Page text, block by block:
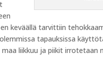
keväällä tarvittiin
tapauksissa
liikkuu ja piikit irrotetaan